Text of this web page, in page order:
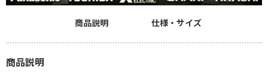
商品説明 仕様・サイズ
商品説明